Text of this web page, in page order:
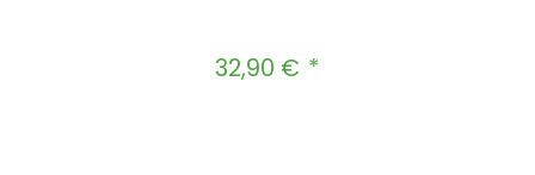
Regulärer Preis:
32,90 €